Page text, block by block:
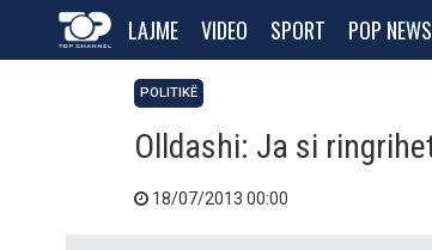
LAJME VIDEO SPORT POP NEWS
POLITIKË
Olldashi: Ja si
18/07/2013 00:00